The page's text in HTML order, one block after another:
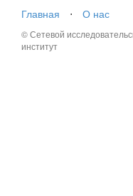
Главная
⋅ О нас
© Сетевой
институт